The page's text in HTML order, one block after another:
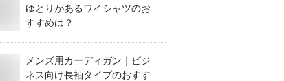
ゆとりがあるワイシャツのお
すすめは？
メンズ用カーディガン｜ビジ
ネス向け長袖タイプのおすす